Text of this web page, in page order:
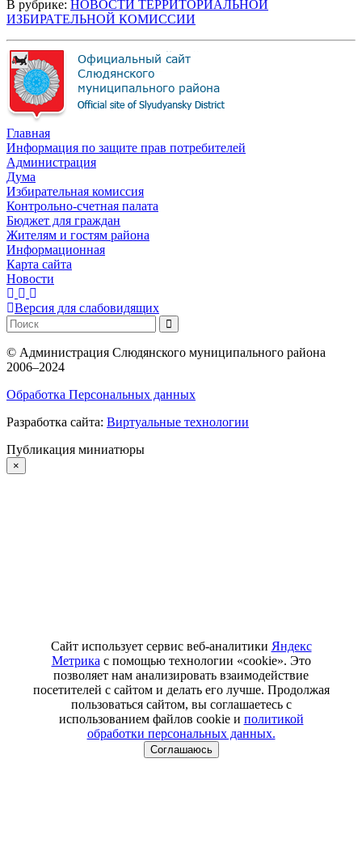
В рубрике: НОВОСТИ ТЕРРИТОРИАЛЬНОЙ
ИЗБИРАТЕЛЬНОЙ КОМИССИИ
Главная
Информация по защите прав потребителей
Администрация
Дума
Избирательная комиссия
Контрольно-счетная палата
Бюджет для граждан
Жителям и гостям района
Информационная
Карта сайта
Новости
Версия для слабовидящих
© Администрация Слюдянского муниципального района
2006–2024
Обработка Персональных данных
Разработка сайта: Виртуальные технологии
Публикация миниатюры
×
Сайт использует сервис веб-аналитики Яндекс
Метрика с помощью технологии «cookie». Это
позволяет нам анализировать взаимодействие
посетителей с сайтом и делать его лучше. Продолжая
пользоваться сайтом, вы соглашаетесь с
использованием файлов cookie и политикой
обработки персональных данных.
Соглашаюсь